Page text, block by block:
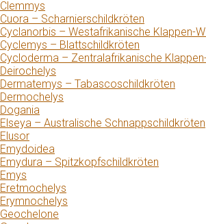
– Scharnierschildkröten
– Westafrikanische Klappen-
– Blattschildkröten
– Zentralafrikanische
– Tabascoschildkröten
– Australische Schnappschildkröten
– Spitzkopfschildkröten